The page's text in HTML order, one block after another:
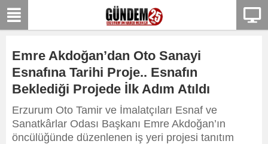
Emre Akdoğan’dan Oto Sanayi
Esnafına Tarihi Proje.. Esnafın
Beklediği Projede İlk Adım Atıldı
Erzurum Oto Tamir ve İmalatçıları Esnaf ve
Sanatkârlar Odası Başkanı Emre Akdoğan’ın
öncülüğünde düzenlenen iş yeri projesi tanıtım